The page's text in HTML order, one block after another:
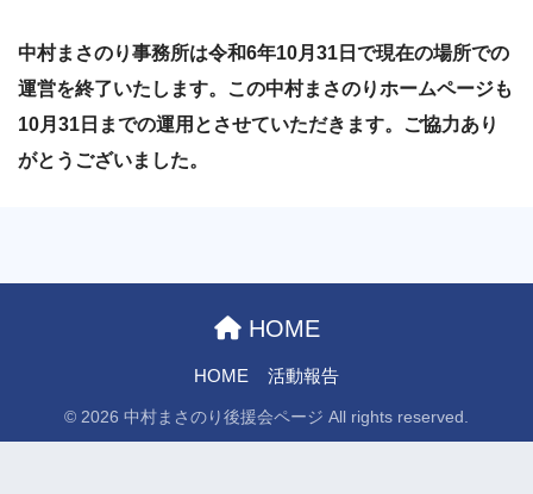
中村まさのり事務所は令和6年10月31日で現在の場所での
運営を終了いたします。この中村まさのりホームページも
10月31日までの運用とさせていただきます。ご協力あり
がとうございました。
HOME
HOME 活動報告
© 2026 中村まさのり後援会ページ All rights reserved.